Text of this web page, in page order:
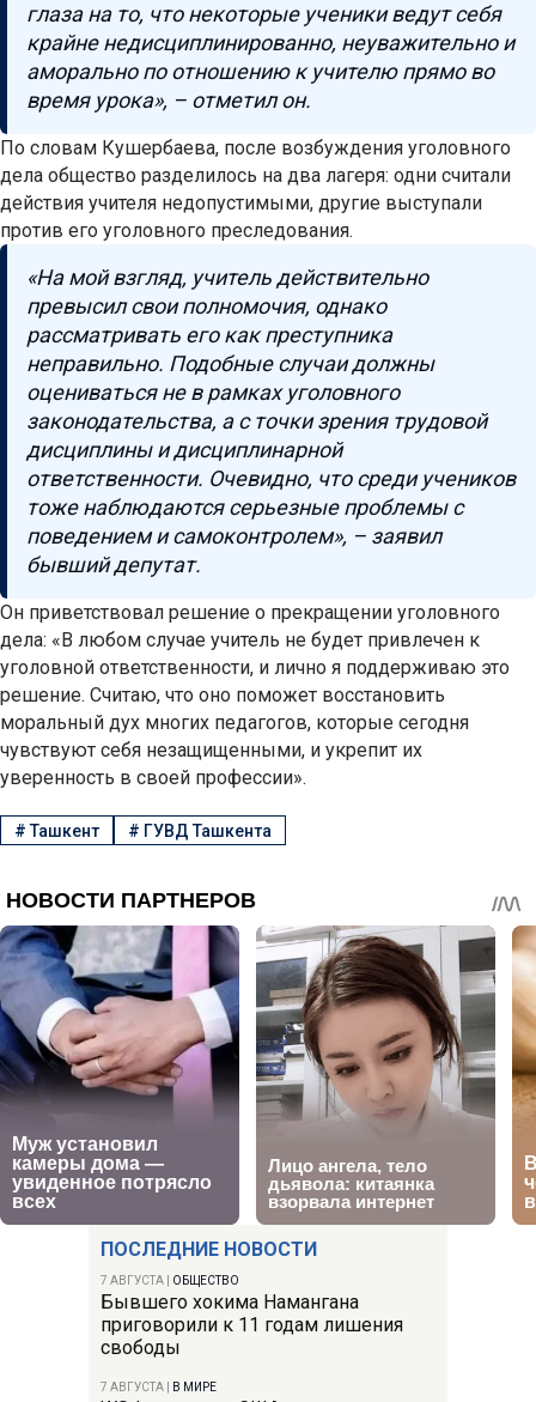
ПОСЛЕДНИЕ НОВОСТИ
7 АВГУСТА ОБЩЕСТВО
Бывшего хокима Намангана
приговорили к 11 годам лишения
свободы
7 АВГУСТА В МИРЕ
глаза на то, что некоторые ученики ведут себя
крайне недисциплинированно, неуважительно и
аморально по отношению к учителю прямо во
время урока», – отметил он.
По словам Кушербаева, после возбуждения уголовного
дела общество разделилось на два лагеря: одни считали
действия учителя недопустимыми, другие выступали
против его уголовного преследования.
«На мой взгляд, учитель действительно
превысил свои полномочия, однако
рассматривать его как преступника
неправильно. Подобные случаи должны
оцениваться не в рамках уголовного
законодательства, а с точки зрения трудовой
дисциплины и дисциплинарной
ответственности. Очевидно, что среди учеников
тоже наблюдаются серьезные проблемы с
поведением и самоконтролем», – заявил
бывший депутат.
Он приветствовал решение о прекращении уголовного
дела: «В любом случае учитель не будет привлечен к
уголовной ответственности, и лично я поддерживаю это
решение. Считаю, что оно поможет восстановить
моральный дух многих педагогов, которые сегодня
чувствуют себя незащищенными, и укрепит их
уверенность в своей профессии».
#Ташкент # ГУВД Ташкента